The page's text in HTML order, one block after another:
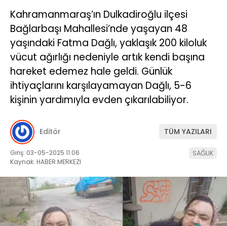
Kahramanmaraş’ın Dulkadiroğlu ilçesi
Bağlarbaşı Mahallesi’nde yaşayan 48
yaşındaki Fatma Dağlı, yaklaşık 200 kiloluk
vücut ağırlığı nedeniyle artık kendi başına
hareket edemez hale geldi. Günlük
ihtiyaçlarını karşılayamayan Dağlı, 5-6
kişinin yardımıyla evden çıkarılabiliyor.
Editör TÜM YAZILARI
Giriş: 03-05-2025 11:06
Kaynak: HABER MERKEZI
SAĞLIK